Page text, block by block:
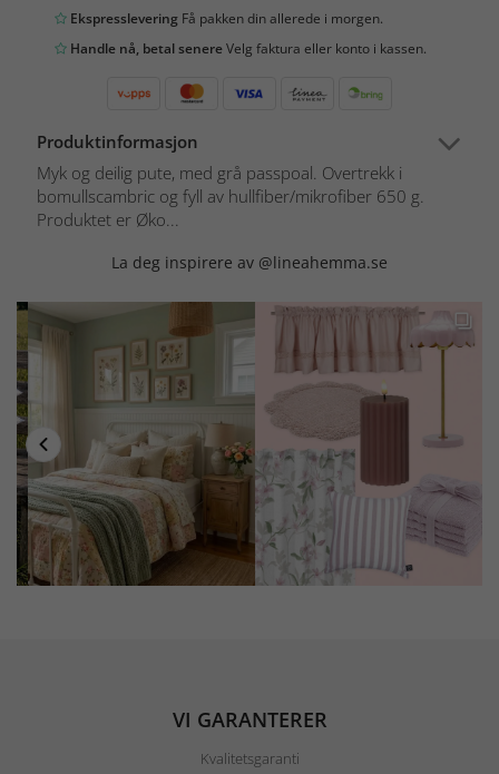
Ekspresslevering Få pakken din allerede i morgen.
Handle nå, betal senereVelg faktura eller konto i kassen.
Produktinformasjon
Myk og deilig pute, med grå passpoal. Overtrekk i
bomullscambric og fyll av hullfiber/mikrofiber 650 g.
Produktet er Øko...
La deg inspirere av @lineahemma.se
VI GARANTERER
Kvalitetsgaranti